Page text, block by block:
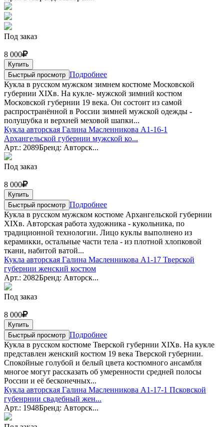
Под заказ
8 000
Купить
Быстрый просмотр Подробнее
Кукла в русском мужском зимнем костюме Московской
губернии XIXв. На кукле- мужской зимний костюм
Московской губернии 19 века. Он состоит из самой
распространённой в России зимней мужской одежды -
полушубка и верхней меховой шапки...
Кукла авторская Галина Масленникова А1-16-1
Архангельской губернии мужской ко...
Арт.: 2089Бренд: Авторск...
Под заказ
8 000
Купить
Быстрый просмотр Подробнее
Кукла в русском мужском костюме Архангельской губернии
XIXв. Авторская работа художника - кукольника, по
традиционной технологии. Лицо куклы выполнено из
керамикки, остальные части тела - из плотной хлопковой
ткани, набитой ватой...
Кукла авторская Галина Масленникова А1-17 Тверской
губернии женский костюм
Арт.: 2082Бренд: Авторск...
Под заказ
8 000
Купить
Быстрый просмотр Подробнее
Кукла в русском костюме Тверской губернии XIXв. На кукле
представлен женский костюм 19 века Тверской губернии.
Спокойные голубой и белый цвета костюмного ансамбля
многое могут рассказать об умеренности средней полосы
России и её бесконечных...
Кукла авторская Галина Масленникова А1-17-1 Псковской
губенрнии свадебный жен...
Арт.: 1948Бренд: Авторск...